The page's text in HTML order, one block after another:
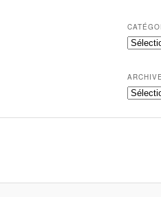
Archives